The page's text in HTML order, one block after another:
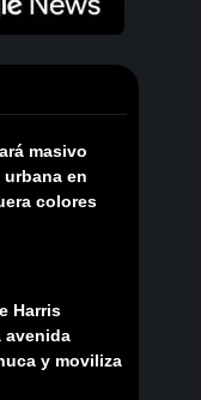
masivo
en
colores
Harris
avenida
y moviliza